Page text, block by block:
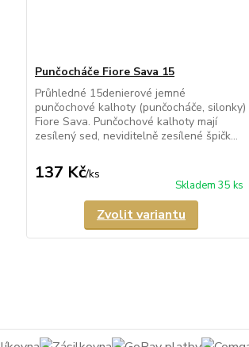
Punčocháče Fiore Sava 15
Průhledné 15denierové jemné
punčochové kalhoty (punčocháče, silonky)
Fiore Sava. Punčochové kalhoty mají
zesílený sed, neviditelně zesílené špičk...
137 Kč/ks
Skladem 35 ks
Zvolit variantu